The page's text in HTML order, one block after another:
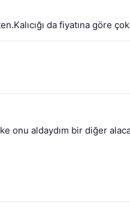
da fiyatına göre
onu aldaydım bir diğer